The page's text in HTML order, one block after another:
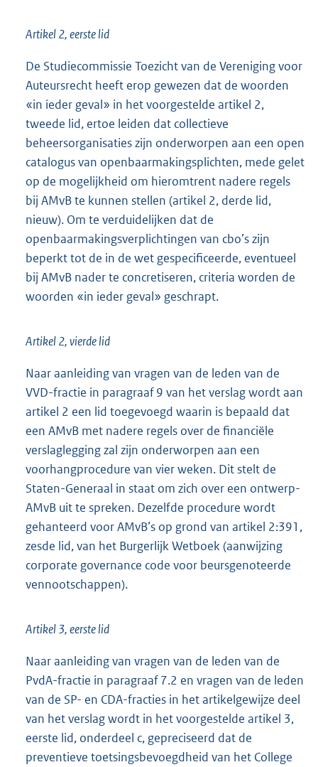
Artikel 2, eerste lid
De Studiecommissie Toezicht van de Vereniging voor
Auteursrecht heeft erop gewezen dat de woorden
«in ieder geval» in het voorgestelde artikel 2,
tweede lid, ertoe leiden dat collectieve
beheersorganisaties zijn onderworpen aan een open
catalogus van openbaarmakingsplichten, mede gelet
op de mogelijkheid om hieromtrent nadere regels
bij AMvB te kunnen stellen (artikel 2, derde lid,
nieuw). Om te verduidelijken dat de
openbaarmakingsverplichtingen van cbo’s zijn
beperkt tot de in de wet gespecificeerde, eventueel
bij AMvB nader te concretiseren, criteria worden de
woorden «in ieder geval» geschrapt.
Artikel 2, vierde lid
Naar aanleiding van vragen van de leden van de
VVD-fractie in paragraaf 9 van het verslag wordt aan
artikel 2 een lid toegevoegd waarin is bepaald dat
een AMvB met nadere regels over de financiële
verslaglegging zal zijn onderworpen aan een
voorhangprocedure van vier weken. Dit stelt de
Staten-Generaal in staat om zich over een ontwerp-
AMvB uit te spreken. Dezelfde procedure wordt
gehanteerd voor AMvB’s op grond van artikel 2:391,
zesde lid, van het Burgerlijk Wetboek (aanwijzing
corporate governance code voor beursgenoteerde
vennootschappen).
Artikel 3, eerste lid
Naar aanleiding van vragen van de leden van de
PvdA-fractie in paragraaf 7.2 en vragen van de leden
van de SP- en CDA-fracties in het artikelgewijze deel
van het verslag wordt in het voorgestelde artikel 3,
eerste lid, onderdeel c, gepreciseerd dat de
preventieve toetsingsbevoegdheid van het College